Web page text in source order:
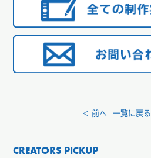
< 前へ 一覧に戻る
CREATORS PICKUP